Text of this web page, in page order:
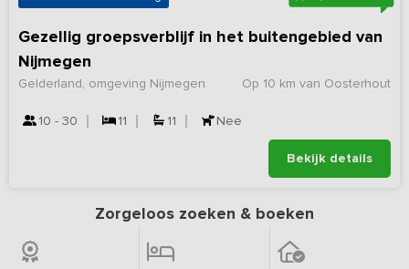
Gezellig groepsverblijf in het buitengebied van
Nijmegen
Op 10 km van Oosterhout
Gelderland, omgeving Nijmegen
10 - 30 11 11 Nee
Bekijk details
Zorgeloos zoeken & boeken